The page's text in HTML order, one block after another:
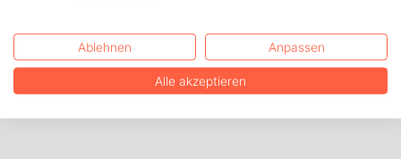
Ablehnen Anpassen
Alle akzeptieren